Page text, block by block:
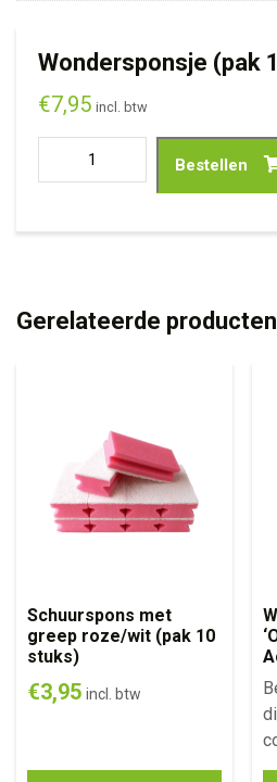
Wondersponsje (pak
€7,95 incl. btw
Bestellen
Gerelateerde producten
Schuurspons met
greep roze/wit (pak 10
stuks)
€3,95 incl. btw